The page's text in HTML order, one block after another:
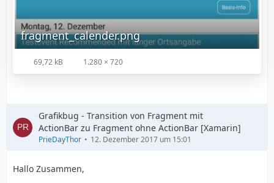
fragment_calender.png
69,72 kB 1.280 × 720
Grafikbug - Transition von Fragment mit
ActionBar zu Fragment ohne ActionBar [Xamarin]
PrieDayThor 12. Dezember 2017 um 15:01
Hallo Zusammen,